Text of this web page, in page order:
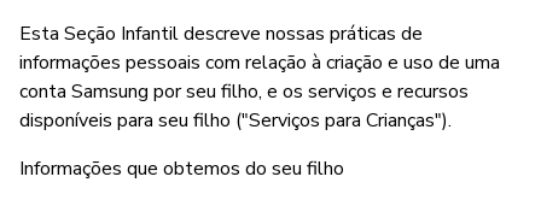
Esta Seção Infantil descreve nossas práticas de
informações pessoais com relação à criação e uso de uma
conta Samsung por seu filho, e os serviços e recursos
disponíveis para seu filho ("Serviços para Crianças").
Informações que obtemos do seu filho